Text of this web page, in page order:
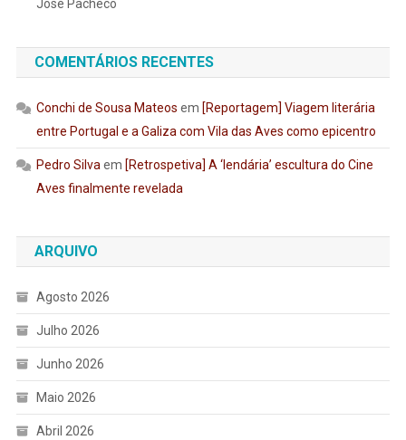
José Pacheco
COMENTÁRIOS RECENTES
Conchi de Sousa Mateos em [Reportagem] Viagem literária
entre Portugal e a Galiza com Vila das Aves como epicentro
Pedro Silva em [Retrospetiva] A ‘lendária’ escultura do Cine
Aves finalmente revelada
ARQUIVO
Agosto 2026
Julho 2026
Junho 2026
Maio 2026
Abril 2026